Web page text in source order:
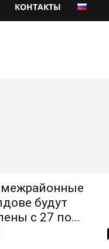
КОНТАКТЫ
будут
с 27 по...